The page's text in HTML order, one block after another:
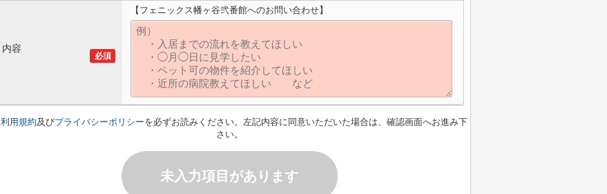
必須
内容
【フェニックス幡ヶ谷弐番館へのお問い合わせ】
利用規約及びプライバシーポリシーを必ずお読みください。左記内容に同意いただいた場合は、確認画面へお進み下
さい。
未入力項目があります